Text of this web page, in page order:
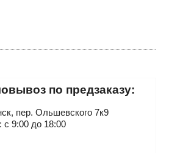
по предзаказу:
пер. Ольшевского 7к9
с 9:00 до 18:00